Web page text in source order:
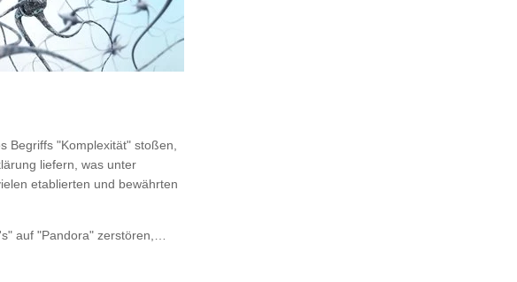
Begriffs "Komplexität" stoßen,
liefern, was unter
etablierten und bewährten
auf "Pandora" zerstören,…